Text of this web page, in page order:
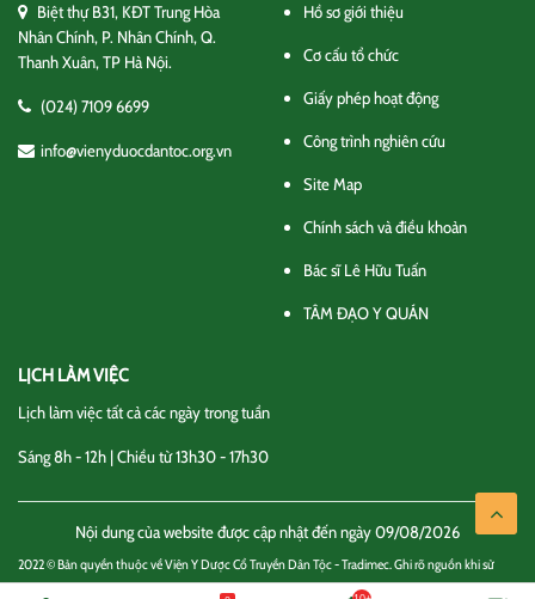
Biệt thự B31, KĐT Trung Hòa
Nhân Chính, P. Nhân Chính, Q.
Thanh Xuân, TP Hà Nội.
(024) 7109 6699
info@vienyduocdantoc.org.vn
Hồ sơ giới thiệu
Cơ cấu tổ chức
Giấy phép hoạt động
Công trình nghiên cứu
Site Map
Chính sách và điều khoản
Bác sĩ Lê Hữu Tuấn
TÂM ĐẠO Y QUÁN
LỊCH LÀM VIỆC
Lịch làm việc tất cả các ngày trong tuần
Sáng 8h - 12h | Chiều từ 13h30 - 17h30
Nội dung của website được cập nhật đến ngày 09/08/2026
2022 © Bản quyền thuộc về Viện Y Dược Cổ Truyền Dân Tộc - Tradimec. Ghi rõ nguồn khi sử